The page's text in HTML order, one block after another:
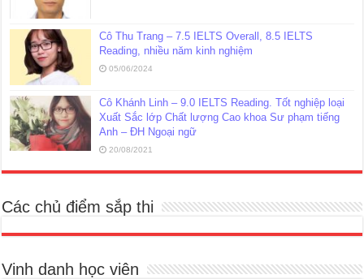
Cô Thu Trang – 7.5 IELTS Overall, 8.5 IELTS
Reading, nhiều năm kinh nghiệm
05/06/2024
Cô Khánh Linh – 9.0 IELTS Reading. Tốt nghiệp loại
Xuất Sắc lớp Chất lượng Cao khoa Sư phạm tiếng
Anh – ĐH Ngoại ngữ
20/08/2021
Các chủ điểm sắp thi
Vinh danh học viên